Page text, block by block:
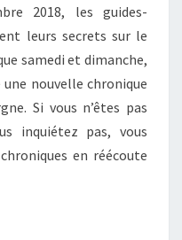
2018, les guides-
leurs secrets sur le
samedi et dimanche,
nouvelle chronique
Si vous n’êtes pas
inquiétez pas, vous
en réécoute